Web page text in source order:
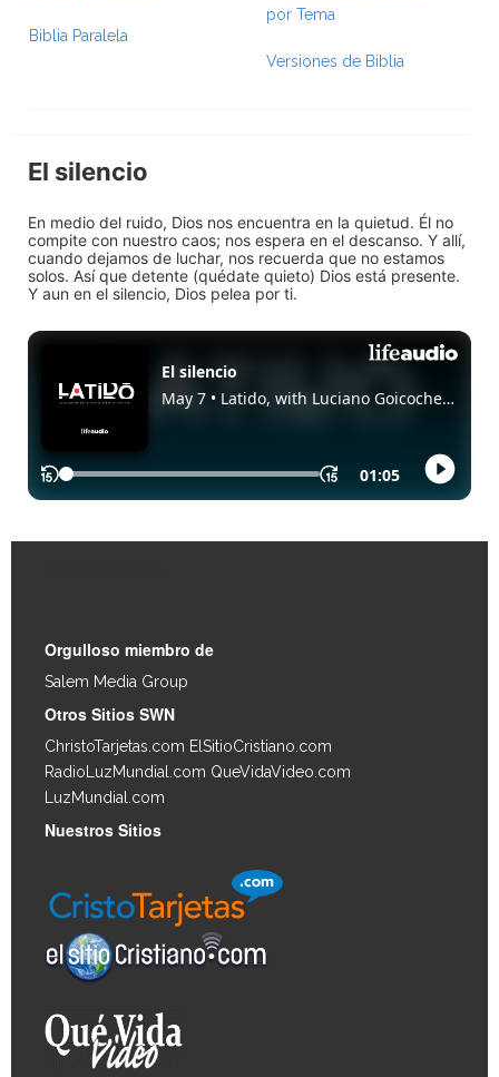
Biblia Paralela
por Tema
Versiones de Biblia
El silencio
En medio del ruido, Dios nos encuentra en la quietud. Él no
compite con nuestro caos; nos espera en el descanso. Y allí,
cuando dejamos de luchar, nos recuerda que no estamos
solos. Así que detente (quédate quieto) Dios está presente.
Y aun en el silencio, Dios pelea por ti.
Orgulloso miembro de
Salem Media Group
Otros Sitios SWN
ChristoTarjetas.com ElSitioCristiano.com
RadioLuzMundial.com QueVidaVideo.com
LuzMundial.com
Nuestros Sitios